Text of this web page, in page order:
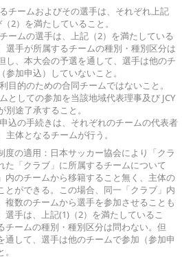
チームおよびその選手は、それぞれ上記
（2）を満たしていること。
ームの選手は、上記（2）を満たしている
選手が所属するチームの種別・種別区分は
し、本大会の予選を通して、選手は他のチ
参加申込）していないこと。
目的のための合同チームではないこと。
としての参加を当該地域代表理事及び JCY
別途了承すること。
込の手続きは、それぞれのチームの代表者
主体となるチームが行う。
度の適用：日本サッカー協会により「クラ
た「クラブ」に所属するチームについて
内のチームから移籍すること無く、主体の
とができる。この場合、同一「クラブ」内
複数のチームから選手を参加させることも
選手は、上記(1)（2）を満たしているこ
チームの種別・種別区分は問わない。但
通して、選手は他のチームで参加（参加申